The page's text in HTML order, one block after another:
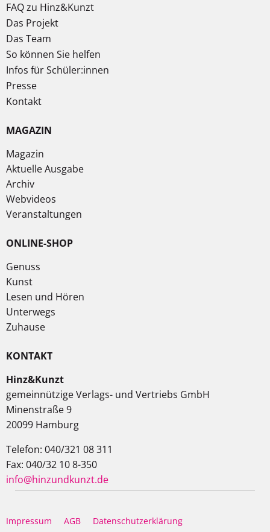
FAQ zu Hinz&Kunzt
Das Projekt
Das Team
So können Sie helfen
Infos für Schüler:innen
Presse
Kontakt
MAGAZIN
Magazin
Aktuelle Ausgabe
Archiv
Webvideos
Veranstaltungen
ONLINE-SHOP
Genuss
Kunst
Lesen und Hören
Unterwegs
Zuhause
KONTAKT
Hinz&Kunzt
gemeinnützige Verlags- und Vertriebs GmbH
Minenstraße 9
20099 Hamburg
Telefon: 040/321 08 311
Fax: 040/32 10 8-350
info@hinzundkunzt.de
Impressum AGB
Datenschutzerklärung